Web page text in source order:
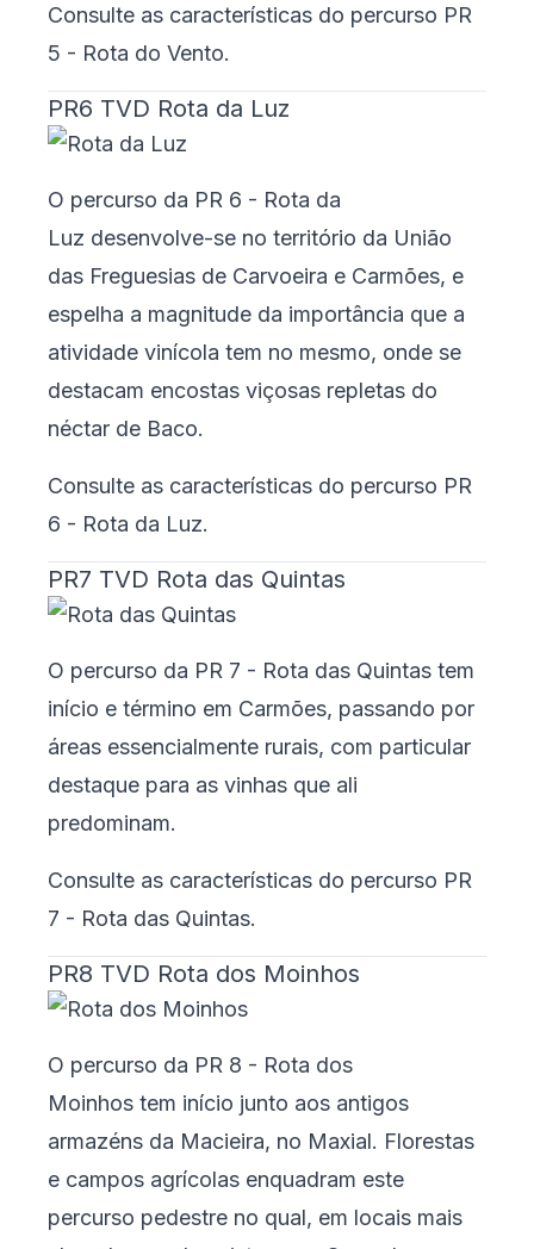
Consulte as características do percurso PR
5 - Rota do Vento.
PR6 TVD Rota da Luz
O percurso da PR 6 - Rota da
Luz desenvolve-se no território da União
das Freguesias de Carvoeira e Carmões, e
espelha a magnitude da importância que a
atividade vinícola tem no mesmo, onde se
destacam encostas viçosas repletas do
néctar de Baco.
Consulte as características do percurso PR
6 - Rota da Luz.
PR7 TVD Rota das Quintas
O percurso da PR 7 - Rota das Quintas tem
início e término em Carmões, passando por
áreas essencialmente rurais, com particular
destaque para as vinhas que ali
predominam.
Consulte as características do percurso PR
7 - Rota das Quintas.
PR8 TVD Rota dos Moinhos
O percurso da PR 8 - Rota dos
Moinhos tem início junto aos antigos
armazéns da Macieira, no Maxial. Florestas
e campos agrícolas enquadram este
percurso pedestre no qual, em locais mais